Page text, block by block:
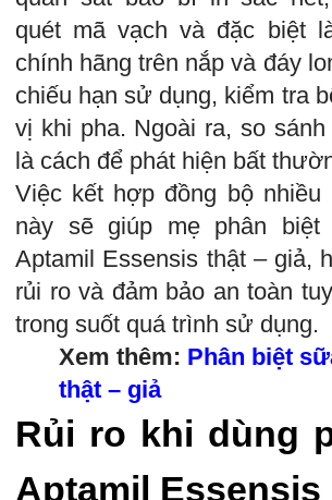
quét mã vạch và đặc biệt
chính hãng trên nắp và đáy
chiếu hạn sử dụng, kiểm tra
vị khi pha. Ngoài ra, so
là cách để phát hiện bất
Việc kết hợp đồng bộ
này sẽ giúp mẹ phân
Aptamil Essensis thật – giả,
rủi ro và đảm bảo an toàn
trong suốt quá trình sử dụng.
Xem thêm: Phân biệt
thật – giả
Rủi ro khi dùng
Aptamil Essensis